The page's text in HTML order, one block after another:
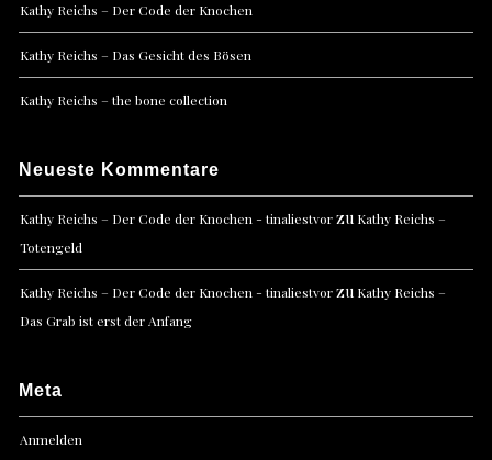
Kathy Reichs – Der Code der Knochen
Kathy Reichs – Das Gesicht des Bösen
Kathy Reichs – the bone collection
Neueste Kommentare
Kathy Reichs – Der Code der Knochen - tinaliestvorzu Kathy Reichs –
Totengeld
Kathy Reichs – Der Code der Knochen - tinaliestvorzu Kathy Reichs –
Das Grab ist erst der Anfang
Meta
Anmelden